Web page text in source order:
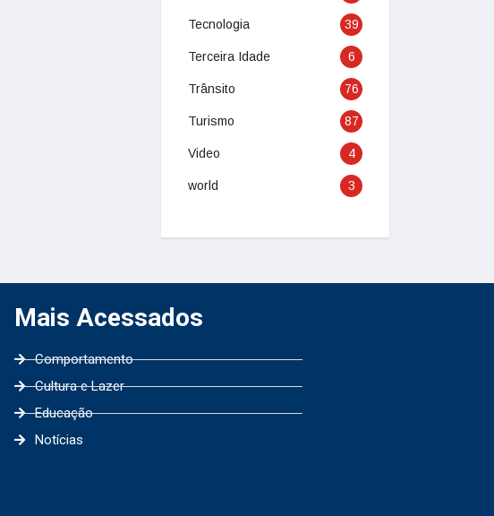
Tecnologia 39
Terceira Idade 6
Trânsito 76
Turismo 87
Video 4
world 3
Mais Acessados
Comportamento
Cultura e Lazer
Educação
Notícias